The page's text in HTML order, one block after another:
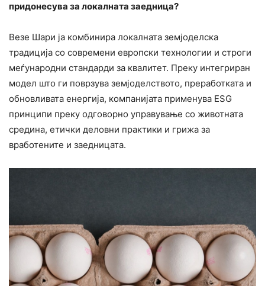
придонесува за локалната заедница?
Везе Шари ја комбинира локалната земјоделска
традиција со современи европски технологии и строги
меѓународни стандарди за квалитет. Преку интегриран
модел што ги поврзува земјоделството, преработката и
обновливата енергија, компанијата применува ESG
принципи преку одговорно управување со животната
средина, етички деловни практики и грижа за
вработените и заедницата.